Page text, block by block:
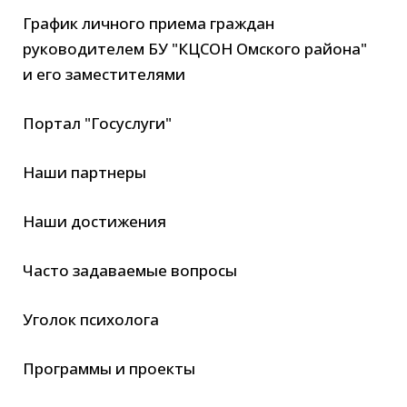
График личного приема граждан
руководителем БУ "КЦСОН Омского района"
и его заместителями
Портал "Госуслуги"
Наши партнеры
Наши достижения
Часто задаваемые вопросы
Уголок психолога
Программы и проекты